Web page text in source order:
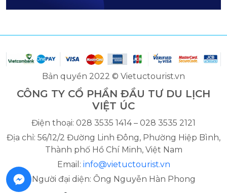
Bản quyền 2022 © Vietuctourist.vn
CÔNG TY CỔ PHẦN ĐẦU TƯ DU LỊCH
VIỆT ÚC
Điện thoại: 028 3535 1414 – 028 3535 2121
Địa chỉ: 56/12/2 Đường Linh Đông, Phường Hiệp Bình,
Thành phố Hồ Chí Minh, Việt Nam
Email: info@vietuctourist.vn
Người đại diện: Ông Nguyễn Hàn Phong